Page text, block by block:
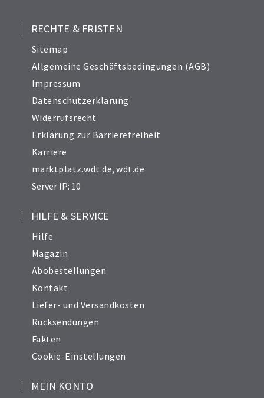
RECHTE & FRISTEN
Sitemap
Allgemeine Geschäftsbedingungen (AGB)
Impressum
Datenschutzerklärung
Widerrufsrecht
Erklärung zur Barrierefreiheit
Karriere
marktplatz.wdt.de,wdt.de
Server IP: 10
HILFE & SERVICE
Hilfe
Magazin
Abobestellungen
Kontakt
Liefer- und Versandkosten
Rücksendungen
Fakten
Cookie-Einstellungen
MEIN KONTO